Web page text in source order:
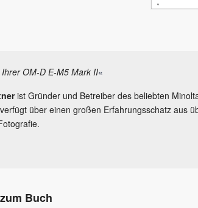
OM-D E-M5 Mark II«
ist Gründer und Betreiber des beliebten
über einen großen Erfahrungsschatz aus
Buch